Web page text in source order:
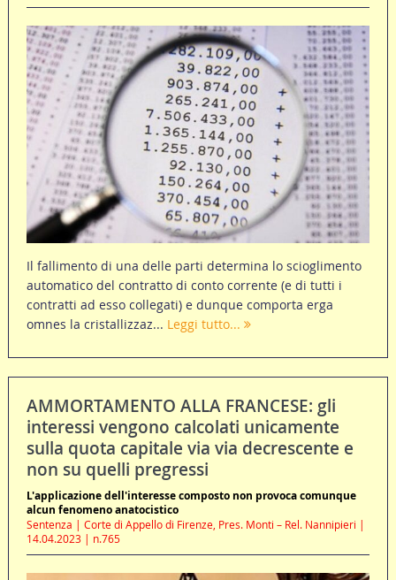
Il fallimento di una delle parti determina lo scioglimento
automatico del contratto di conto corrente (e di tutti i
contratti ad esso collegati) e dunque comporta erga
omnes la cristallizzaz... Leggi tutto...
AMMORTAMENTO ALLA FRANCESE: gli
interessi vengono calcolati unicamente
sulla quota capitale via via decrescente e
non su quelli pregressi
L'applicazione dell'interesse composto non provoca comunque
alcun fenomeno anatocistico
Sentenza | Corte di Appello di Firenze, Pres. Monti – Rel. Nannipieri |
14.04.2023 | n.765